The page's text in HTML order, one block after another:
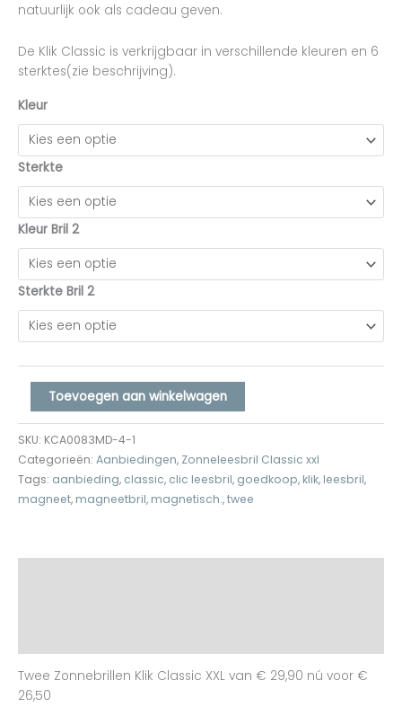
natuurlijk ook als cadeau geven.
De Klik Classic is verkrijgbaar in verschillende kleuren en 6
sterktes(zie beschrijving).
Kleur
Sterkte
Kleur Bril 2
Sterkte Bril 2
Toevoegen aan winkelwagen
SKU: KCA0083MD-4-1
Categorieën: Aanbiedingen, Zonneleesbril Classic xxl
Tags: aanbieding, classic, clic leesbril, goedkoop, klik, leesbril,
magneet, magneetbril, magnetisch.,twee
Twee Zonnebrillen Klik Classic XXL van € 29,90 nú voor €
26,50